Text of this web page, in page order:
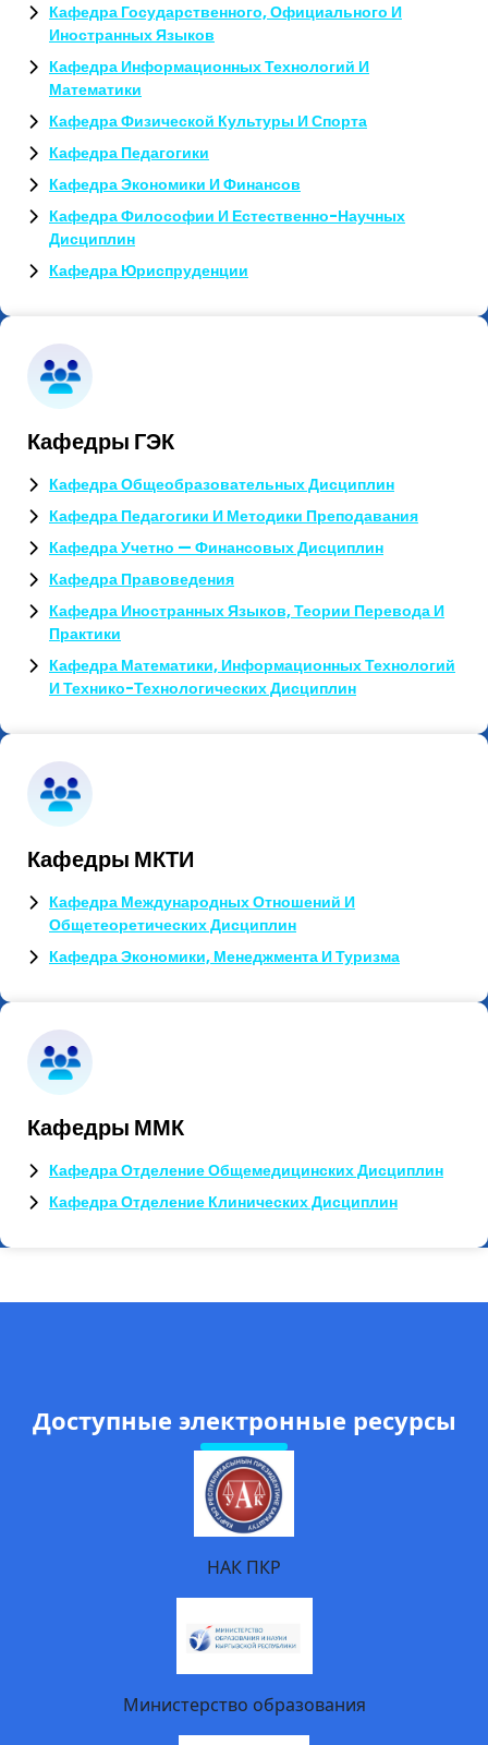
Кафедра Государственного, Официального И
Иностранных Языков
Кафедра Информационных Технологий И
Математики
Кафедра Физической Культуры И Спорта
Кафедра Педагогики
Кафедра Экономики И Финансов
Кафедра Философии И Естественно-Научных
Дисциплин
Кафедра Юриспруденции
Кафедры ГЭК
Кафедра Общеобразовательных Дисциплин
Кафедра Педагогики И Методики Преподавания
Кафедра Учетно — Финансовых Дисциплин
Кафедра Правоведения
Кафедра Иностранных Языков, Теории Перевода И
Практики
Кафедра Математики, Информационных Технологий
И Технико-Технологических Дисциплин
Кафедры МКТИ
Кафедра Международных Отношений И
Общетеоретических Дисциплин
Кафедра Экономики, Менеджмента И Туризма
Кафедры ММК
Кафедра Отделение Общемедицинских Дисциплин
Кафедра Отделение Клинических Дисциплин
Доступные электронные ресурсы
НАК ПКР
Министерство образования